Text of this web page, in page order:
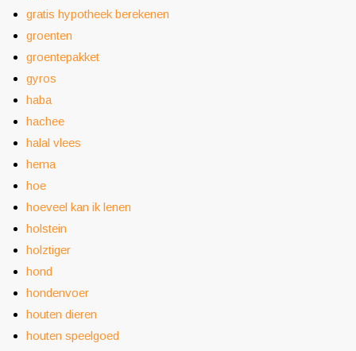
gratis hypotheek berekenen
groenten
groentepakket
gyros
haba
hachee
halal vlees
hema
hoe
hoeveel kan ik lenen
holstein
holztiger
hond
hondenvoer
houten dieren
houten speelgoed